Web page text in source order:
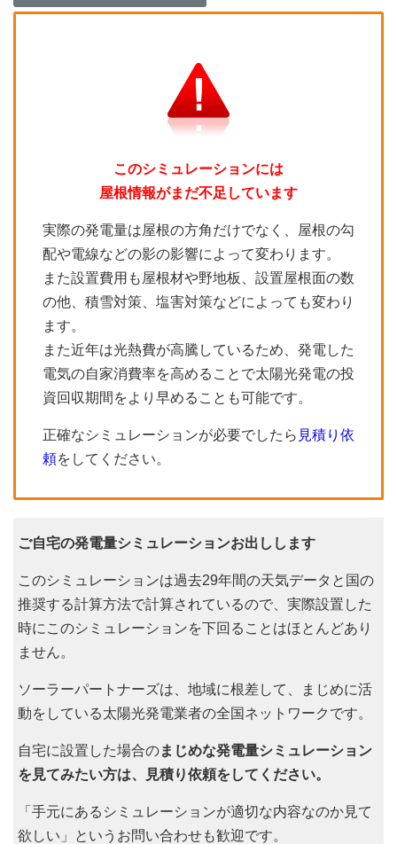
このシミュレーションには
屋根情報がまだ不足しています
実際の発電量は屋根の方角だけでなく、屋根の勾
配や電線などの影の影響によって変わります。
また設置費用も屋根材や野地板、設置屋根面の数
の他、積雪対策、塩害対策などによっても変わり
ます。
また近年は光熱費が高騰しているため、発電した
電気の自家消費率を高めることで太陽光発電の投
資回収期間をより早めることも可能です。
正確なシミュレーションが必要でしたら 見積り依
頼をしてください。
ご自宅の発電量シミュレーションお出しします
このシミュレーションは過去29年間の天気データと国の
推奨する計算方法で計算されているので、実際設置した
時にこのシミュレーションを下回ることはほとんどあり
ません。
ソーラーパートナーズは、地域に根差して、まじめに活
動をしている太陽光発電業者の全国ネットワークです。
自宅に設置した場合のまじめな発電量シミュレーション
を見てみたい方は、見積り依頼をしてください。
「手元にあるシミュレーションが適切な内容なのか見て
欲しい」というお問い合わせも歓迎です。